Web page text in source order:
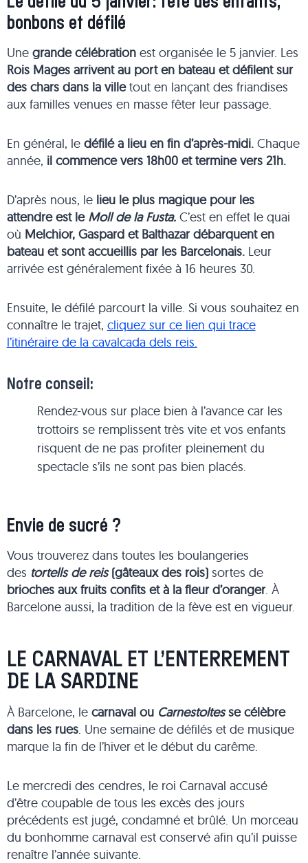
bonbons et défilé
Une grande célébrationest organisée le 5 janvier. Les
Rois Mages arrivent au port en bateau et défilent sur
des chars dans la villetout en lançant des friandises
aux familles venues en masse fêter leur passage.
En général, le défilé a lieu en fin d’après-midi.Chaque
année, il commence vers 18h00 et termine vers 21h.
D’après nous, le lieu le plus magique pour les
attendre est le Moll de la Fusta. C’est en effet le quai
où Melchior, Gaspard et Balthazar débarquent en
bateau et sont accueillis par les Barcelonais.Leur
arrivée est généralement fixée à 16 heures 30.
Ensuite, le défilé parcourt la ville. Si vous souhaitez en
connaître le trajet, cliquez sur ce lien qui trace
l’itinéraire de la cavalcada dels reis.
Notre conseil:
Rendez-vous sur place bien à l’avance car les
trottoirs se remplissent très vite et vos enfants
risquent de ne pas profiter pleinement du
spectacle s’ils ne sont pas bien placés.
Envie de sucré ?
Vous trouverez dans toutes les boulangeries
des tortells de reis(gâteaux des rois)sortes de
brioches aux fruits confits et à la fleur d’oranger. À
Barcelone aussi, la tradition de la fève est en vigueur.
LE CARNAVAL ET L’ENTERREMENT
DE LA SARDINE
À Barcelone, le carnaval ou Carnestoltesse célèbre
dans les rues. Une semaine de défilés et de musique
marque la fin de l’hiver et le début du carême.
Le mercredi des cendres, le roi Carnaval accusé
d’être coupable de tous les excès des jours
précédents est jugé, condamné et brûlé. Un morceau
du bonhomme carnaval est conservé afin qu’il puisse
renaître l’année suivante.